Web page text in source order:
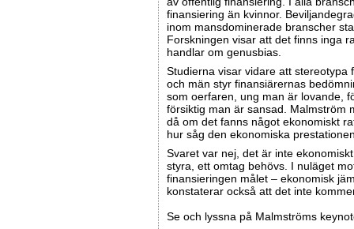
finansiering än kvinnor.
inom mansdominerade branscher
Forskningen visar att det finns inga
handlar om genusbias.
Studierna visar vidare att stereotypa
och män styr finansiärernas
som oerfaren, ung man är lovande,
försiktig man är sansad. Malmström
då om det fanns något ekonomiskt
hur såg den ekonomiska
Svaret var nej, det är inte
styra, ett omtag behövs. I nuläget
finansieringen målet – ekonomisk
konstaterar också att det inte
Se och lyssna på Malmströms